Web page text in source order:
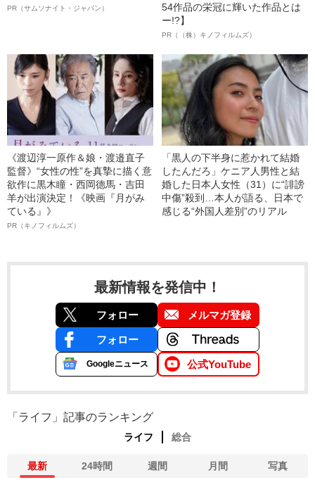
PR（サムソナイト・ジャパン）
54作品の栄冠に輝いた作品とは
ー!?】
PR（（株）キノフィルムズ）
《渡辺淳一原作＆娘・渡邉直子
監督》“女性の性”を真摯に描く意
欲作に黒木瞳・西岡德馬・吉田
羊が出演決定！《映画『月がみ
ている』》
PR（キノフィルムズ）
「黒人の下半身に惹かれて結婚
したんだろ」ケニア人男性と結
婚した日本人女性（31）に“誹謗
中傷”殺到…本人が語る、日本で
感じる“外国人差別”のリアル
最新情報を発信中！
フォロー メルマガ登録
フォロー
Googleニュース 公式YouTube
「ライフ」記事のランキング
ライフ 総合
最新 24時間 週間 月間 写真